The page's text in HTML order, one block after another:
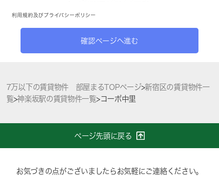
利用規約 及び プライバシーポリシー
確認ページへ進む
7万以下の賃貸物件 部屋まるTOPページ>新宿区の賃貸物件一
覧>神楽坂駅の賃貸物件一覧>コーポ中里
ページ先頭に戻る
お気づきの点がございましたらお気軽にご連絡ください。